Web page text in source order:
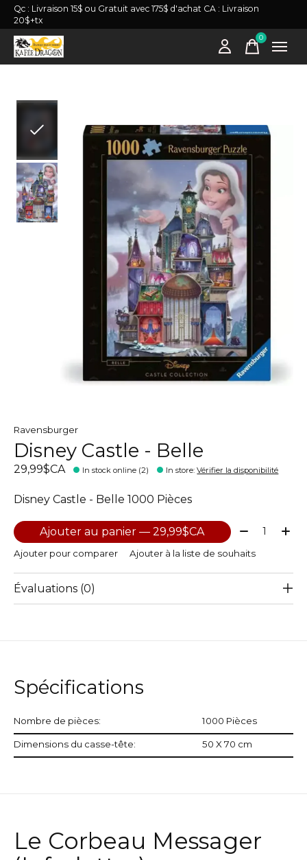
Qc : Livraison 15$ ou Gratuit avec 175$ d'achat CA : Livraison
20$+tx
0items
Ravensburger
Disney Castle - Belle
29,99$CA In stock online (2) In store:Vérifier la disponibilité
Disney Castle - Belle 1000 Pièces
Ajouter au panier — 29,99$CA Quantité:
Ajouter pour comparer Ajouter à la liste de souhaits
Évaluations (0)
Spécifications
Nombre de pièces: 1000 Pièces
Dimensions du casse-tête: 50 X 70 cm
Le Corbeau Messager